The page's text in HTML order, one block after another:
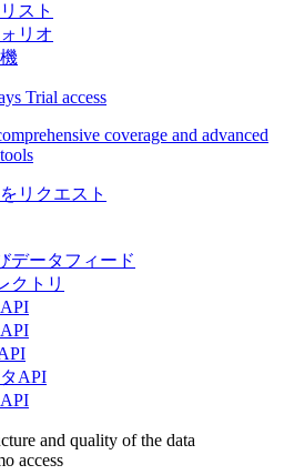
スト
リオ
Trial access
coverage and advanced
リクエスト
データフィード
クトリ
API
and quality of the data
access